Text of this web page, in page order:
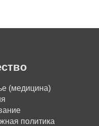
(медицина)
политика